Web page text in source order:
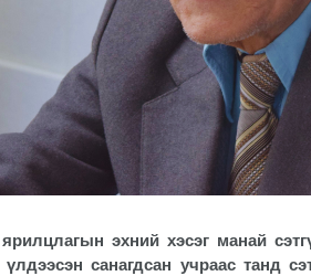
эхний хэсэг манай
санагдсан учраас танд